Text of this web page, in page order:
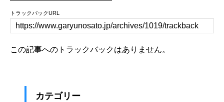
トラックバックURL
この記事へのトラックバックはありません。
カテゴリー